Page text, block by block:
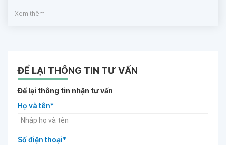
Xem thêm
ĐỂ LẠI THÔNG TIN TƯ VẤN
Để lại thông tin nhận tư vấn
Họ và tên*
Số điện thoại*